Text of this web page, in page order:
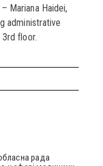
Mariana Haidei,
administrative
3rd floor.
рада